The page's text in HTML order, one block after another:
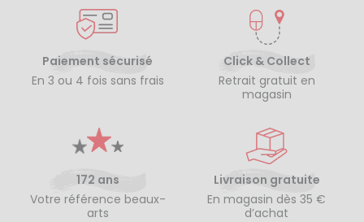
Paiement sécurisé
En 3 ou 4 fois sans frais
Click & Collect
Retrait gratuit en
magasin
172 ans
Votre référence beaux-
arts
Livraison gratuite
En magasin dès 35 €
d’achat